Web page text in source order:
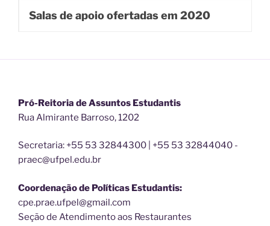
Salas de apoio ofertadas em 2020
Pró-Reitoria de Assuntos Estudantis
Rua Almirante Barroso, 1202
Secretaria: +55 53 32844300 | +55 53 32844040 -
praec@ufpel.edu.br
Coordenação de Políticas Estudantis:
cpe.prae.ufpel@gmail.com
Seção de Atendimento aos Restaurantes